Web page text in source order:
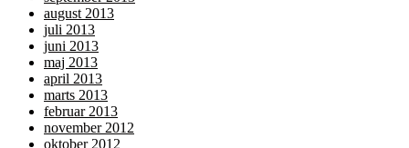
august 2013
juli 2013
juni 2013
maj 2013
april 2013
marts 2013
februar 2013
november 2012
oktober 2012